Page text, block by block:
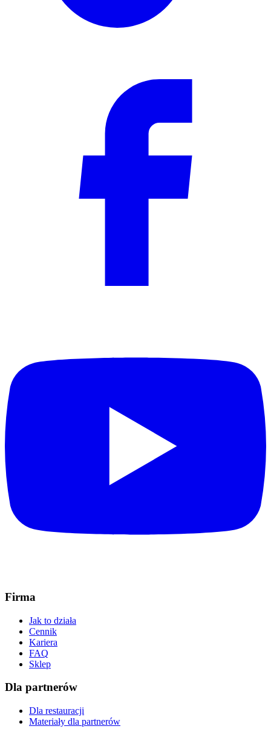
Firma
Jak to działa
Cennik
Kariera
FAQ
Sklep
Dla partnerów
Dla restauracji
Materiały dla partnerów